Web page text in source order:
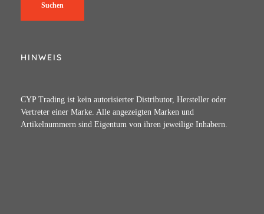
Suchen
HINWEIS
CYP Trading ist kein autorisierter Distributor, Hersteller oder
Vertreter einer Marke. Alle angezeigten Marken und
Artikelnummern sind Eigentum von ihren jeweilige Inhabern.